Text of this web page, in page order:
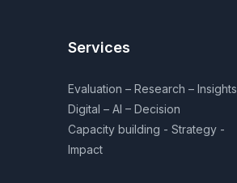
Services
Evaluation – Research – Insights
Digital – AI – Decision
Capacity building - Strategy -
Impact